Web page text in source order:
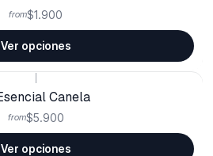
from$1.900
Ver opciones
Canela
from$5.900
Ver opciones